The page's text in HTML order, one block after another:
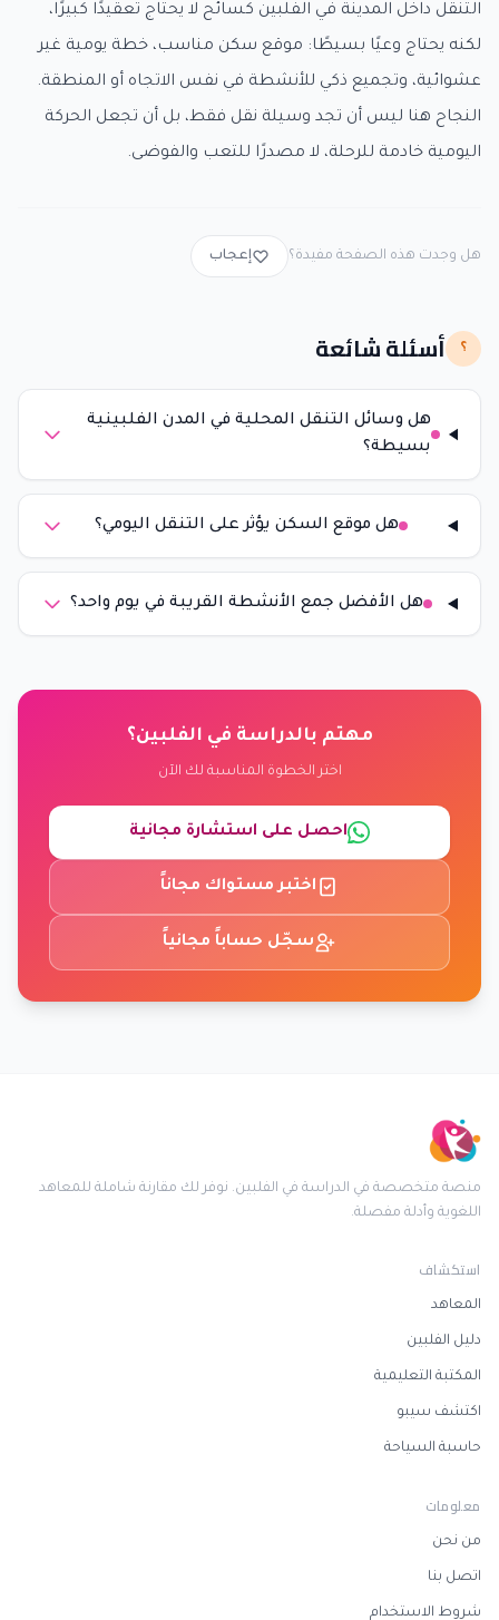
التنقل داخل المدينة في الفلبين كسائح لا يحتاج تعقيدًا كبيرًا،
لكنه يحتاج وعيًا بسيطًا: موقع سكن مناسب، خطة يومية غير
عشوائية، وتجميع ذكي للأنشطة في نفس الاتجاه أو المنطقة.
النجاح هنا ليس أن تجد وسيلة نقل فقط، بل أن تجعل الحركة
اليومية خادمة للرحلة، لا مصدرًا للتعب والفوضى.
هل وجدت هذه الصفحة مفيدة؟ إعجاب
؟ أسئلة شائعة
هل وسائل التنقل المحلية في المدن الفلبينية
بسيطة؟
هل موقع السكن يؤثر على التنقل اليومي؟
هل الأفضل جمع الأنشطة القريبة في يوم واحد؟
مهتم بالدراسة في الفلبين؟
اختر الخطوة المناسبة لك الآن
احصل على استشارة مجانية
اختبر مستواك مجاناً
سجّل حساباً مجانياً
منصة متخصصة في الدراسة في الفلبين. نوفر لك مقارنة شاملة للمعاهد
اللغوية وأدلة مفصلة.
استكشاف
المعاهد
دليل الفلبين
المكتبة التعليمية
اكتشف سيبو
حاسبة السياحة
معلومات
من نحن
اتصل بنا
شروط الاستخدام